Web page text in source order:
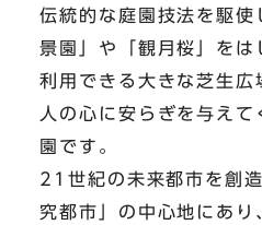
伝統的な庭園技法を駆使
景園」や「観月桜」をは
利用できる大きな芝生広
人の心に安らぎを与え
園です。
21世紀の未来都市を創
究都市」の中心地にあ